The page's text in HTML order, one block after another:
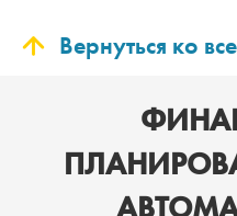
Вернуться ко